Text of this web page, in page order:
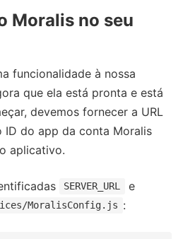
Moralis no seu
funcionalidade à nossa
que ela está pronta e está
devemos fornecer a URL
do app da conta Moralis
aplicativo.
SERVER_URL e
MoralisConfig.js :